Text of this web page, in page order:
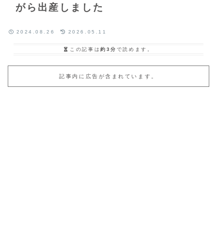
がら出産しました
2024.08.26 2026.05.11
この記事は約3分 で読めます。
記事内に広告が含まれています。